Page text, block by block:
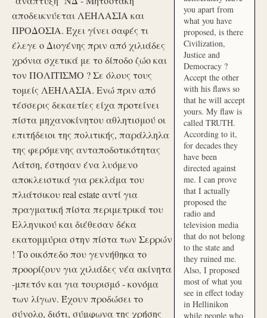
αποδεικνύεται ΛΕΗΛΑΣΙΑ και
ΠΡΟΔΟΣΙΑ. Έχει γίνει σαφές τι
έλεγε ο Διογένης πριν από χιλιάδες
χρόνια σχετικά με το δίποδο ζώο και
τον ΠΟΛΙΤΙΣΜΟ ? Σε όλους τους
τομείς ΛΕΗΛΑΣΙΑ. Ενώ πριν από
τέσσερις δεκαετίες είχα προτείνει
πίστα μηχανοκίνητου αθλητισμού οι
επιτήδειοι της πολιτικής, παράλληλα
της φερόμενης ανταποδοτικότητας
Λάτση, έστησαν ένα λυόμενο
αποκλειστικά για ρεκλάμα του
πλιάτσικου real estate αντί για
πραγματική πίστα περιμετρικά του
Ελληνικού και διέθεσαν δέκα
εκατομμύρια στην πίστα των Σερρών
! Το οικόπεδο που γεννήθηκα το
προορίζουν για χιλιάδες νέα ακίνητα
-μπετόν και για τουρισμό - κονόμα
των λίγων. Έχουν προδώσει το
σύνολο, διότι, σύμφωνα της χρήσης
you apart from
what you have
proposed, is there
Civilization,
Justice and
Democracy ?
Accept the other
with his flaws so
that he will accept
yours. My flaw is
called TRUTH.
According to it,
for decades they
have been
directed against
me. I can prove
that I actually
proposed the
radio and
television media
that do not belong
to the state and
they ruined me.
Also, I proposed
most of what you
see in effect today
in Hellinikon
while people who